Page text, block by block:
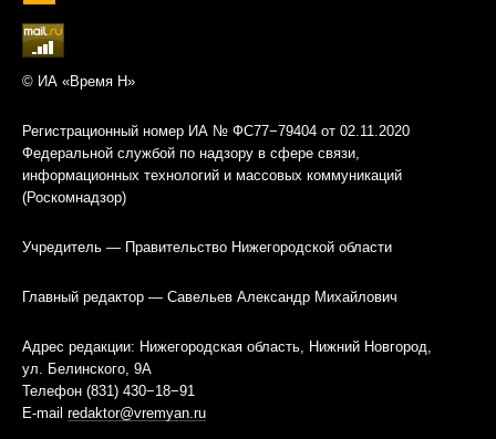
© ИА «Время Н»
Регистрационный номер ИА № ФС77−79404 от 02.11.2020
Федеральной службой по надзору в сфере связи,
информационных технологий и массовых коммуникаций
(Роскомнадзор)
Учредитель — Правительство Нижегородской области
Главный редактор — Савельев Александр Михайлович
Адрес редакции: Нижегородская область, Нижний Новгород,
ул. Белинского, 9А
Телефон (831) 430−18−91
E-mail redaktor@vremyan.ru